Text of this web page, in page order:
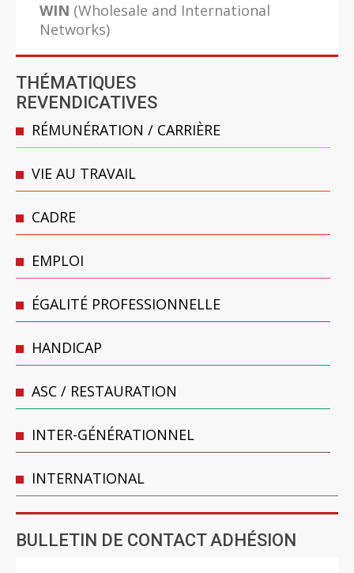
WIN (Wholesale and International
Networks)
THÉMATIQUES
REVENDICATIVES
RÉMUNÉRATION / CARRIÈRE
VIE AU TRAVAIL
CADRE
EMPLOI
ÉGALITÉ PROFESSIONNELLE
HANDICAP
ASC / RESTAURATION
INTER-GÉNÉRATIONNEL
INTERNATIONAL
BULLETIN DE CONTACT ADHÉSION